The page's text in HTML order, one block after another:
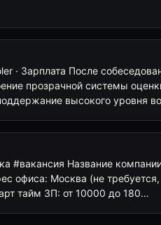
· Зарплата После
прозрачной системы
высокого уровня
#вакансия Название
офиса: Москва (не
тайм ЗП: от 10000 до 180…